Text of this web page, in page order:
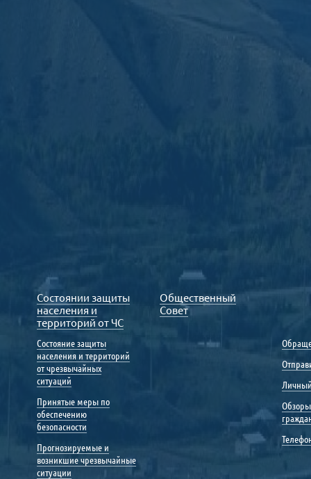
Состоянии защиты
населения и
территорий от ЧС
Состояние защиты
населения и территорий
от чрезвычайных
ситуаций
Принятые меры по
обеспечению
безопасности
Прогнозируемые и
возникшие чрезвычайные
ситуации
Общественный
Совет